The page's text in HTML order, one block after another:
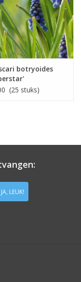
botryoides
(25 stuks)
JA, LEUK!